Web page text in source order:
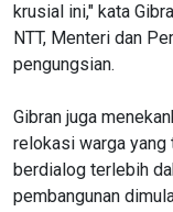
krusial ini," kata
NTT, Menteri dan
pengungsian.
Gibran juga
relokasi warga yang
berdialog terlebih
pembangunan